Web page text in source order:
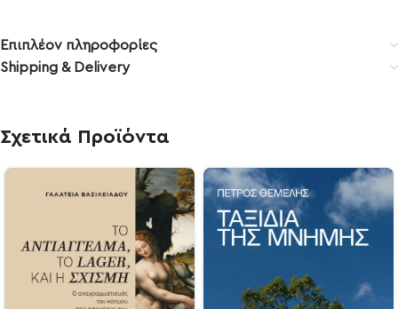
Επιπλέον πληροφορίες
Shipping & Delivery
Σχετικά Προϊόντα